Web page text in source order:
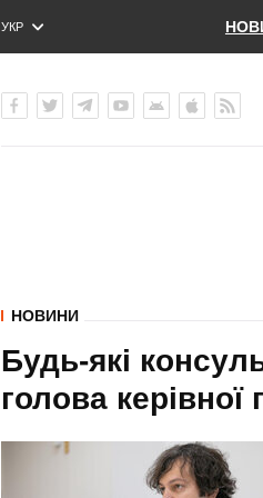
УКР
ENG
НОВИНИ
Будь-які
голова керівної